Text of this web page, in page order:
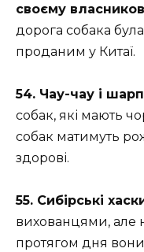
своєму
дорога собака
проданим у Китаї.
54. Чау-чау і
собак, які мають
собак матимуть
здорові.
55. Сибірські
вихованцями, але
протягом дня